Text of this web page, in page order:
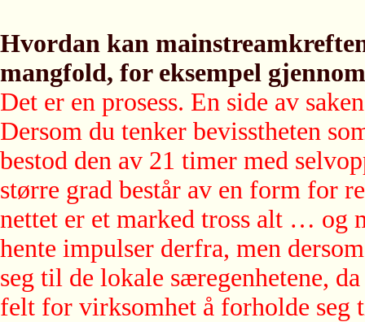
Hvordan kan
mangfold, for eksempel
Det er en prosess. En side av
Dersom du tenker bevisstheten
bestod den av 21 timer med
større grad består av en form for
nettet er et marked tross alt … og
hente impulser derfra, men
seg til de lokale særegenhetene,
felt for virksomhet å forholde seg